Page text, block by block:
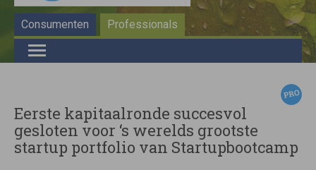
Consumenten Professionals
Eerste kapitaalronde succesvol
gesloten voor ‘s werelds grootste
startup portfolio van Startupbootcamp